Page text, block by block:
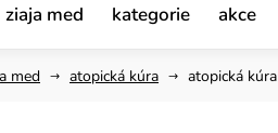
ziaja med kategorie akce
med atopická kúra atopická kúra